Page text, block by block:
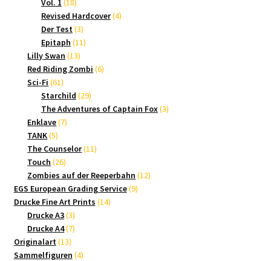
Vol. 1 18
Produkte
Revised Hardcover 44
Der Test 33
Produkte
Epitaph 1111
Lilly Swan 1313
Produkte
Red Riding Zombi 66
Sci-Fi 6161
Produkte
Starchild 2929
Produkte
The Adventures of Captain Fox 33
Enklave 77
TANK 55
Produkte
The Counselor 1111
Touch 2626
Produkte
Zombies auf der Reeperbahn 1212
EGS European Grading Service 99
Drucke Fine Art Prints 1414
Drucke A3 33
Produkte
Drucke A4 77
Originalart 1313
Produkte
Sammelfiguren 44